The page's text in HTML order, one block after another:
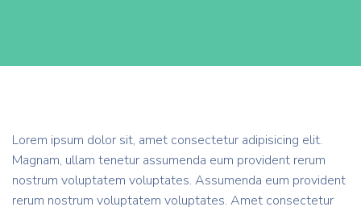
Lorem ipsum dolor sit, amet consectetur adipisicing elit.
Magnam, ullam tenetur assumenda eum provident rerum
nostrum voluptatem voluptates. Assumenda eum provident
rerum nostrum voluptatem voluptates. Amet consectetur